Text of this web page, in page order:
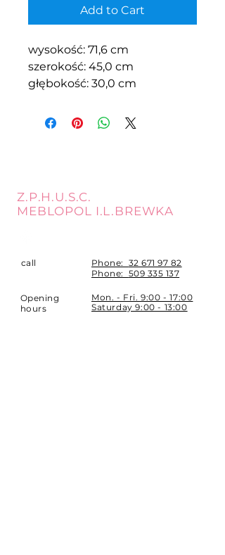
Add to Cart
wysokość: 71,6 cm
szerokość: 45,0 cm
głębokość: 30,0 cm
Z.P.H.U.S.C.
MEBLOPOL I.L.BREWKA
call Phone: 32 671 97 82
Phone: 509 335 137
Opening
hours
Mon. - Fri. 9:00 - 17:00
Saturday 9:00 - 13:00